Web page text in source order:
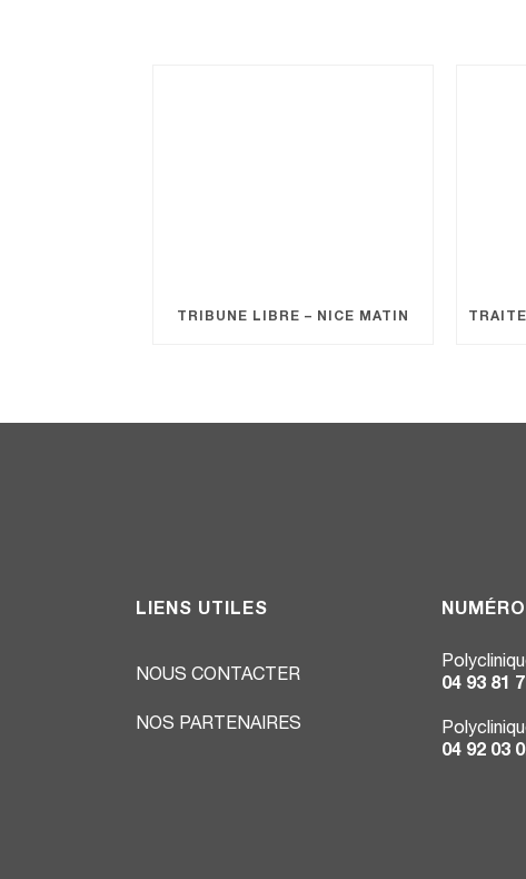
TRIBUNE LIBRE – NICE MATIN
LIENS UTILES
NOUS CONTACTER
NOS PARTENAIRES
04 93 81
04 92 03